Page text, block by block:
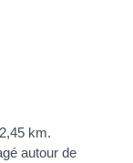
km.
autour de